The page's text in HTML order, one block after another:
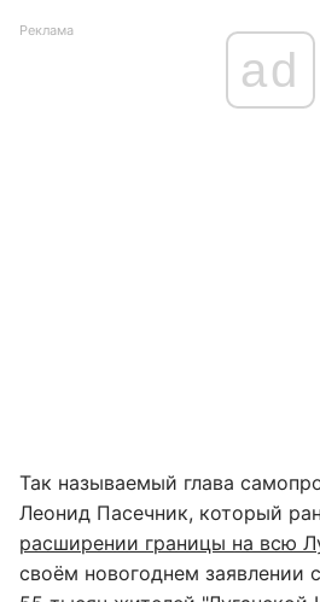
Реклама
ad
Так называемый глава
Леонид Пасечник, который
расширении границы на всю
своём новогоднем заявлении